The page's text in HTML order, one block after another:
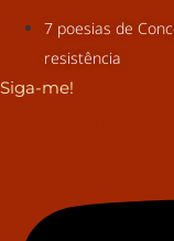
7 poesias de
resistência
Siga-me!